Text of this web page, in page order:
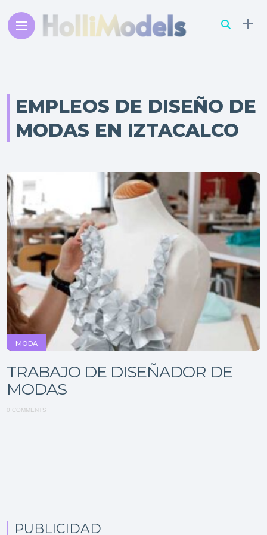
EMPLEOS DE DISEÑO DE
MODAS EN IZTACALCO
MODA
TRABAJO DE DISEÑADOR DE
MODAS
0 COMMENTS
PUBLICIDAD